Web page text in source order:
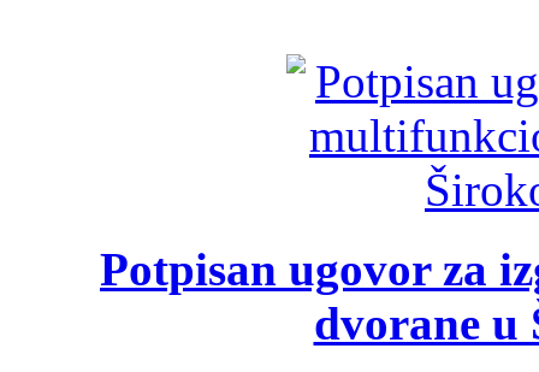
Potpisan ugovor za
dvorane u